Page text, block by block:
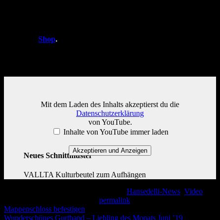
Neues Schnittmuster
VALLTA Kulturbeutel zum Aufhängen
Shop.
Mit dem Laden des Inhalts akzeptierst du die
Datenschutzerklärung
von YouTube.
Inhalte von YouTube immer laden
Akzeptieren und Anzeigen
Hansedelli-News Video
permalink
Mappenschloss befestigen
Wunderschönes Gurtband – Liebling des Monats Juni ’19